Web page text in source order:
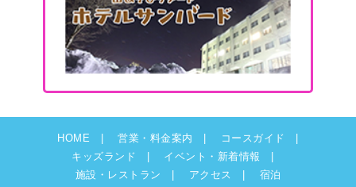
HOME 営業・料金案内
コースガイド
キッズランド
イベント・新着情報
施設・レストラン
アクセス 宿泊